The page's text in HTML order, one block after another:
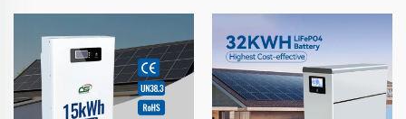
16KWH dengan Bateri
Lifepo4 5kWh–16kWh & AC
3.6kW – 6kW
dan Bateri LifePo4 15Kwh
300ah Sistem
Penyimpanan Tenaga
Solar Rumah